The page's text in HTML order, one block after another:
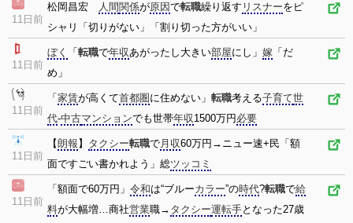
11日前
松岡昌宏 人間 関係が原因で転職繰り返す リスナーをピ
シャリ「切りがない」「割り切った方がいい」
11日前
ぼく 「 転職で年収あがったし大きい部屋にし」 嫁 「だ
め」
11日前
「 家賃が高くて首都圏 に住めない」 転職考える子育て世
代-中古マンションでも世帯年収1500万円 必要
11日前
【朗報 】 タクシー転職で月収60万円→ニュー速+民「額
面ですごい書かれよう」総ツッコミ
11日前
「額面で60万円」 令和は“ブルーカラー”の時代?転職で給
料が大幅増…商社営業職→ タクシー運転手となった27歳